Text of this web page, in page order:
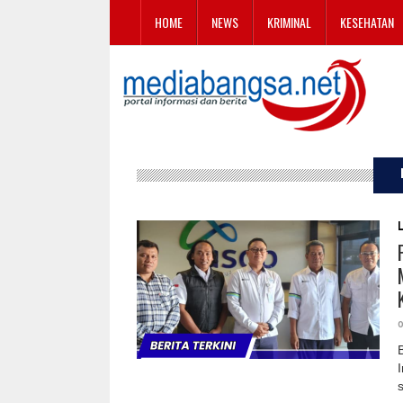
HOME NEWS KRIMINAL KESEHATAN